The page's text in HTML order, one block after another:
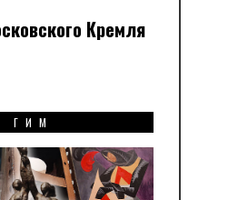
Кремля
ГИМ